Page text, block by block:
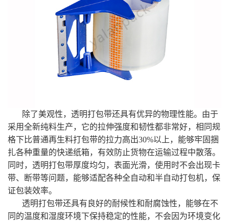
除了美观性，透明打包带还具有优异的物理性能。由于
采用全新纯料生产，它的拉伸强度和韧性都非常好，相同规
格下比普通再生料打包带的拉力高出30%以上，能够牢固捆
扎各种重量的快递纸箱，有效防止货物在运输过程中散落。
同时，透明打包带厚度均匀，表面光滑，使用时不会出现卡
带、断带等问题，能够适配各种全自动和半自动打包机，保
证包装效率。
透明打包带还具有良好的耐候性和耐腐蚀性，能够在不
同的温度和湿度环境下保持稳定的性能，不会因为环境变化